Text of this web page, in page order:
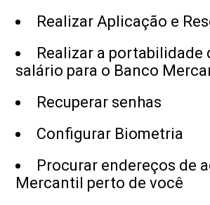
Realizar Aplicação e
Realizar a portabilidade
salário para o Banco
Recuperar senhas
Configurar Biometria
Procurar endereços de
Mercantil perto de você